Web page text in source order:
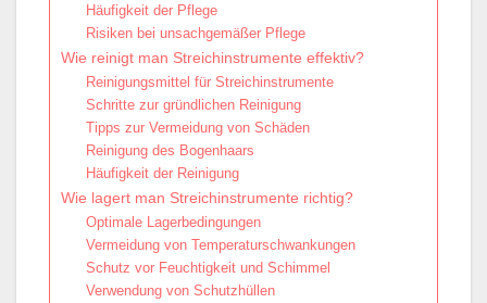
Häufigkeit der Pflege
Risiken bei unsachgemäßer Pflege
Wie reinigt man Streichinstrumente effektiv?
Reinigungsmittel für Streichinstrumente
Schritte zur gründlichen Reinigung
Tipps zur Vermeidung von Schäden
Reinigung des Bogenhaars
Häufigkeit der Reinigung
Wie lagert man Streichinstrumente richtig?
Optimale Lagerbedingungen
Vermeidung von Temperaturschwankungen
Schutz vor Feuchtigkeit und Schimmel
Verwendung von Schutzhüllen